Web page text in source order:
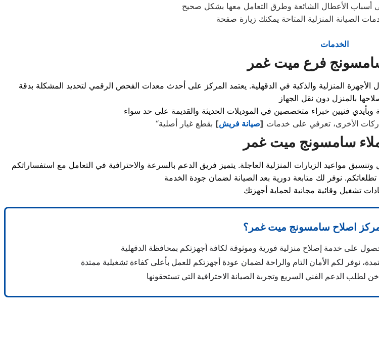
الصيانة المنزلية المتاحة يمكنك زيارة صفحة
الخدمات
فرع ميت غمر
المنزلية والذكية في الدقهلية. يعتمد المركز على أحدث معدات الفحص الرقمي لتحديد المشكلة بدقة
الأخرى، تعرفي على خدمات [صيانة فريش]
سامسونج ميت غمر
مركز اصلاح سامسونج ميت غمر؟